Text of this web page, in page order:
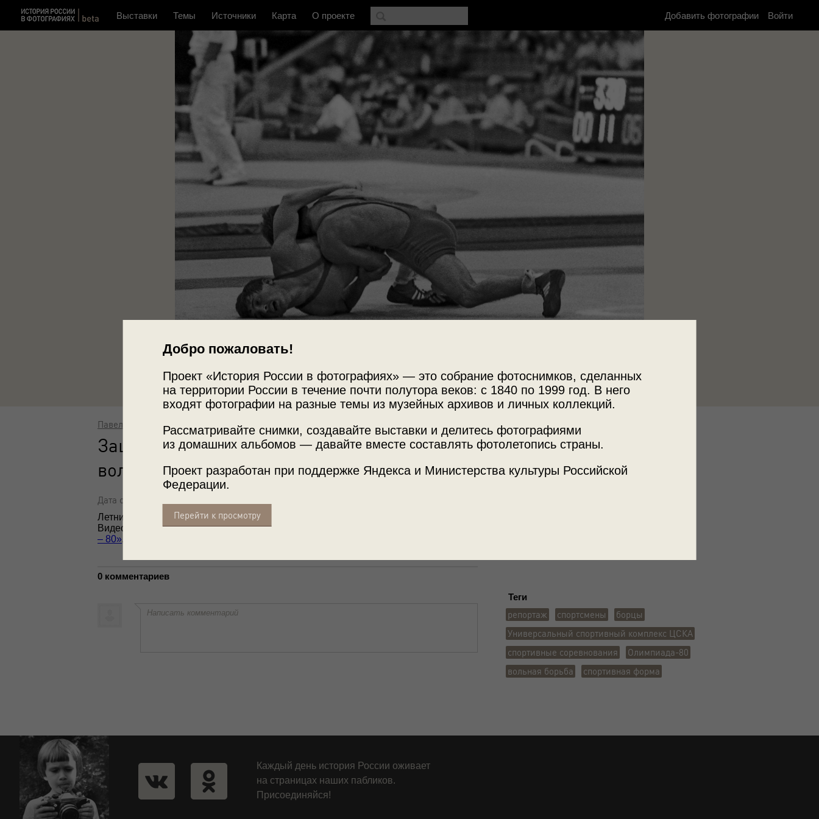
Добро пожаловать!
Проект «История России в фотографиях» — это собрание фотоснимков, сделанных
на территории России в течение почти полутора веков: с 1840 по 1999 год. В него
входят фотографии на разные темы из музейных архивов и личных коллекций.
Рассматривайте снимки, создавайте выставки и делитесь фотографиями
из домашних альбомов — давайте вместе составлять фотолетопись страны.
Проект разработан при поддержке Яндекса и Министерства культуры Российской
Федерации.
Перейти к просмотру
Выставки Темы Источники Карта О проекте Добавить фотографии Войти
Источник
Фотографии пользователей russiainphoto.ru
Архив Павла Сергеевича Сухарева
Теги
репортаж спортсмены
борцы
Универсальный спортивный комплекс ЦСКА
спортивные соревнования
Олимпиада-80
вольная борьба
спортивная форма
Павел Сухарев
Защита «мостиком». Соревнования по
вольной борьбе
Дата съемки: 28 июля 1980
Летние Олимпийские игры 1980 года.
Видео
«"Вместо обещанного коммунизма в Москве будет Олимпиада". Олимпиада
– 80»,
0 комментариев
Написать комментарий
Каждый день история России оживает
на страницах наших пабликов.
Присоединяйся!